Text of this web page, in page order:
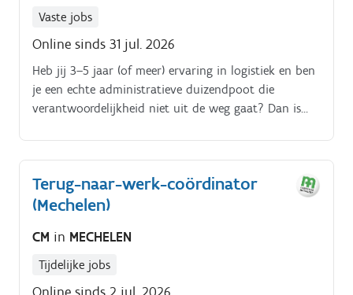
Vaste jobs
Online sinds 31 jul. 2026
Heb jij 3–5 jaar (of meer) ervaring in logistiek en ben
je een echte administratieve duizendpoot die
verantwoordelijkheid niet uit de weg gaat? Dan is
je mede verantwoordelijk voor het beheer van alle
lege containers in de Benelux en Zwitserland. Samen
met je collega’s zorg je voor een vlekkeloze operatie
de beschikbare containerstock evalueren en
optimaliseren Instructies geven aan import- en
Terug-naar-werk-coördinator
(Mechelen)
CM in MECHELEN
Tijdelijke jobs